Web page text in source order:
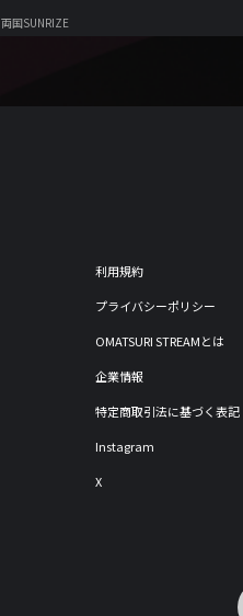
両国SUNRIZE
利用規約
プライバシーポリシー
OMATSURI STREAMとは
企業情報
特定商取引法に基づく表記
Instagram
X